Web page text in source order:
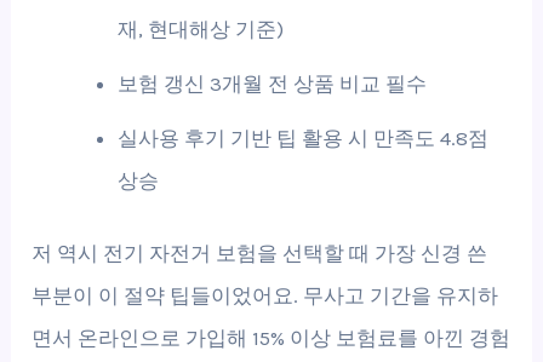
재, 현대해상 기준)
보험 갱신 3개월 전 상품 비교 필수
실사용 후기 기반 팁 활용 시 만족도 4.8점
상승
저 역시 전기 자전거 보험을 선택할 때 가장 신경 쓴
부분이 이 절약 팁들이었어요. 무사고 기간을 유지하
면서 온라인으로 가입해 15% 이상 보험료를 아낀 경험